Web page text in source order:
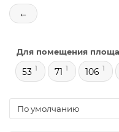
←
Для помещения
53 1 71 1 106 1